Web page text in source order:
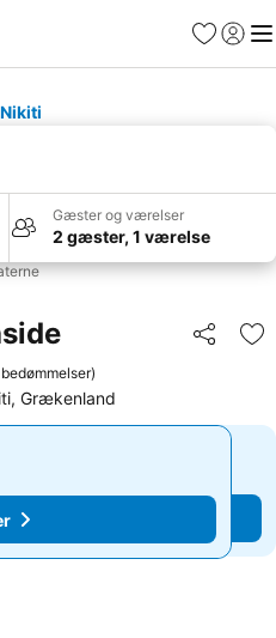
Favoritter
Log ind
Gæster og værelser
2 gæster, 1 værelse
Del
)
Grækenland